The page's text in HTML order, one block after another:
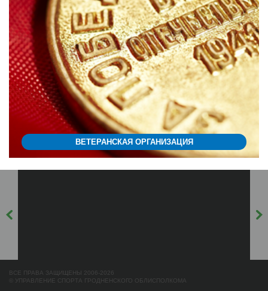
ВЕТЕРАНСКАЯ ОРГАНИЗАЦИЯ
ВСЕ ПРАВА ЗАЩИЩЕНЫ 2006-2026
© УПРАВЛЕНИЕ СПОРТА ГРОДНЕНСКОГО ОБЛИСПОЛКОМА